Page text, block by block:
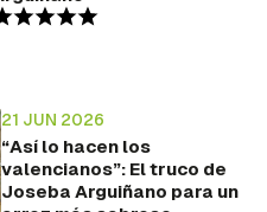
21 JUN 2026
“Así lo hacen los
valencianos”: El truco de
Joseba Arguiñano para un